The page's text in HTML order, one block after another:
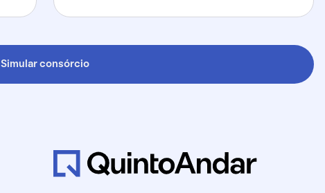
Simular consórcio